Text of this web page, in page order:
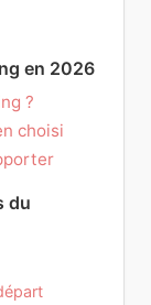
en 2026
?
choisi
du